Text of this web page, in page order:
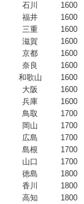
石川
1600
福井
1600
三重
1600
滋賀
1600
京都
1600
奈良
1600
和歌山
1600
大阪
1600
兵庫
1600
鳥取
1700
岡山
1700
広島
1700
島根
1700
山口
1700
徳島
1800
香川
1800
高知
1800